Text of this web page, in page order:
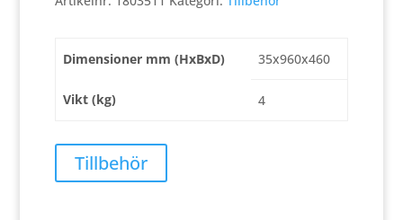
Dimensioner mm (HxBxD) 35x960x460
Vikt (kg) 4
Tillbehör